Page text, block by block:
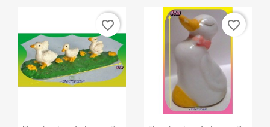
favorite_border favorite_border